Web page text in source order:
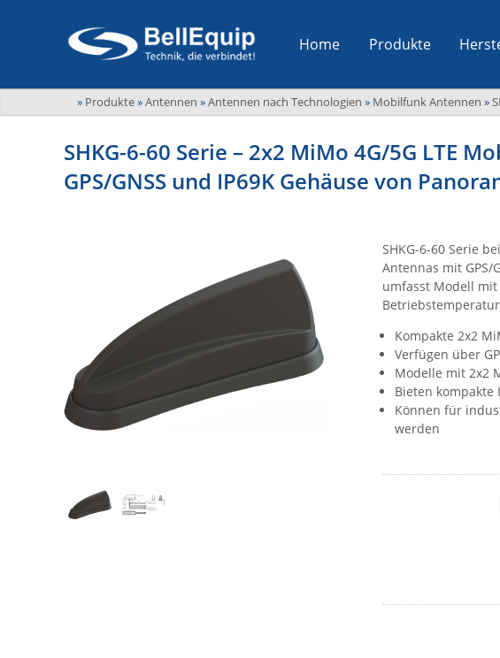
Home Produkte
» Produkte»Antennen »Antennen nach Technologien » Mobilfunk Antennen »
SHKG-6-60 Serie – 2x2 MiMo 4G/5G LTE
GPS/GNSS und IP69K Gehäuse von
SHKG-6-60 Serie
Antennas mit GPS/
umfasst Modell mit
Kompakte 2x2
Verfügen über
Modelle mit 2x2
Bieten kompakte
Können für
werden